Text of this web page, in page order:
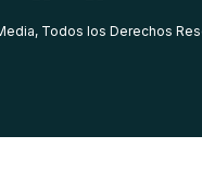
Todos los Derechos